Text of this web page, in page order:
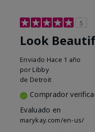
5
Look
Enviado Hace 1 año
por Libby
de Detroit
Comprador
Evaluado en
marykay.com/en-us/